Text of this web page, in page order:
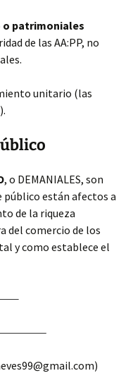
o patrimoniales
de las AA:PP, no
unitario (las
).
, o DEMANIALES, son
público están afectos a
de la riqueza
del comercio de los
y como establece el